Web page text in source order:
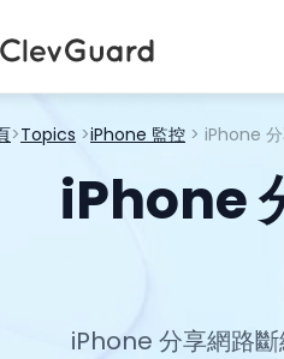
>Topics >iPhone 監控 > iPhone
iPhone
iPhone 分享網路